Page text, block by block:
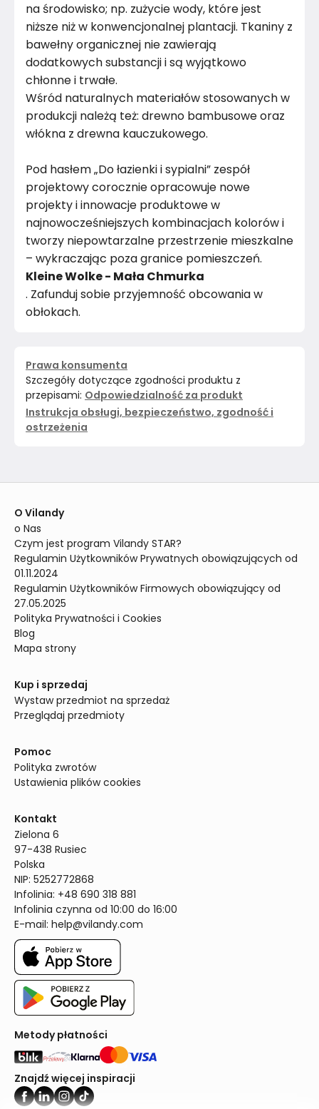
na środowisko; np. zużycie wody, które jest
niższe niż w konwencjonalnej plantacji. Tkaniny z
bawełny organicznej nie zawierają
dodatkowych substancji i są wyjątkowo
chłonne i trwałe.
Wśród naturalnych materiałów stosowanych w
produkcji należą też: drewno bambusowe oraz
włókna z drewna kauczukowego.
Pod hasłem „Do łazienki i sypialni” zespół
projektowy corocznie opracowuje nowe
projekty i innowacje produktowe w
najnowocześniejszych kombinacjach kolorów i
tworzy niepowtarzalne przestrzenie mieszkalne
– wykraczając poza granice pomieszczeń.
Kleine Wolke - Mała Chmurka
. Zafunduj sobie przyjemność obcowania w
obłokach.
Prawa konsumenta
Szczegóły dotyczące zgodności produktu z
przepisami: Odpowiedzialność za produkt
Instrukcja obsługi, bezpieczeństwo, zgodność i
ostrzeżenia
O Vilandy
o Nas
Czym jest program Vilandy STAR?
Regulamin Użytkowników Prywatnych obowiązujących od
01.11.2024
Regulamin Użytkowników Firmowych obowiązujący od
27.05.2025
Polityka Prywatności i Cookies
Blog
Mapa strony
Kup i sprzedaj
Wystaw przedmiot na sprzedaż
Przeglądaj przedmioty
Pomoc
Polityka zwrotów
Ustawienia plików cookies
Kontakt
Zielona 6
97-438 Rusiec
Polska
NIP: 5252772868
Infolinia: +48 690 318 881
Infolinia czynna od 10:00 do 16:00
E-mail: help@vilandy.com
Metody płatności
Znajdź więcej inspiracji